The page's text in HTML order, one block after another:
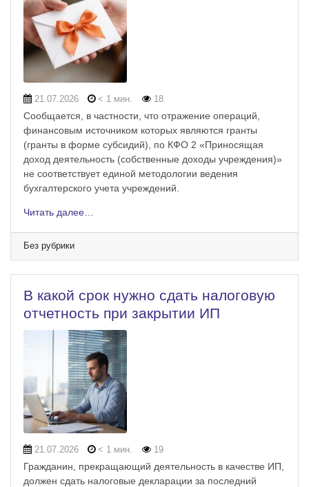
21.07.2026 < 1 мин. 18
Сообщается, в частности, что отражение операций,
финансовым источником которых являются гранты
(гранты в форме субсидий), по КФО 2 «Приносящая
доход деятельность (собственные доходы учреждения)»
не соответствует единой методологии ведения
бухгалтерского учета учреждений.
Читать далее…
Без рубрики
В какой срок нужно сдать налоговую
отчетность при закрытии ИП
21.07.2026 < 1 мин. 19
Гражданин, прекращающий деятельность в качестве ИП,
должен сдать налоговые декларации за последний